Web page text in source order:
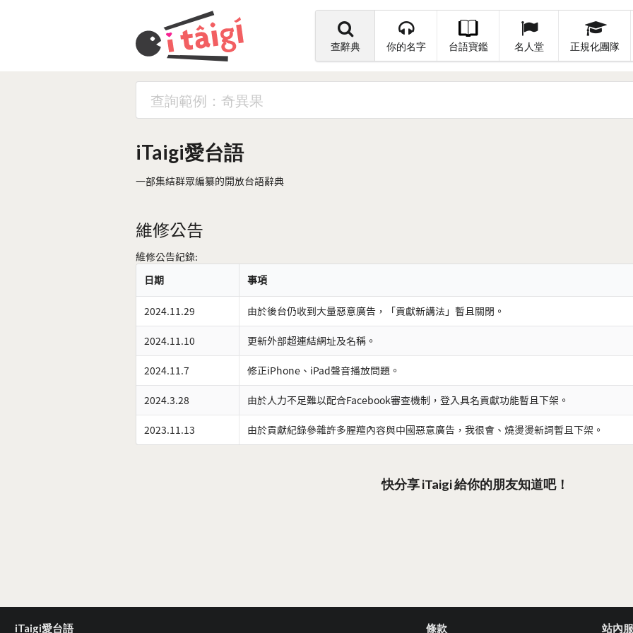
查辭典 你的名字 台語寶鑑 名人堂 正規化團隊
iTaigi愛台語
一部集結群眾編纂的開放台語辭典
維修公告
維修公告紀錄:
日期
事項
2024.11.29 由於後台仍收到大量惡意廣告，「貢獻新講法」暫且關閉。
2024.11.10 更新外部超連結網址及名稱。
2024.11.7 修正iPhone、iPad聲音播放問題。
2024.3.28 由於人力不足難以配合Facebook審查機制，登入具名貢獻功能暫且下架。
2023.11.13 由於貢獻紀錄參雜許多腥羶內容與中國惡意廣告，我很會、燒燙燙新詞暫且下架。
快分享 iTaigi 給你的朋友知道吧！
iTaigi愛台語 條款 站內